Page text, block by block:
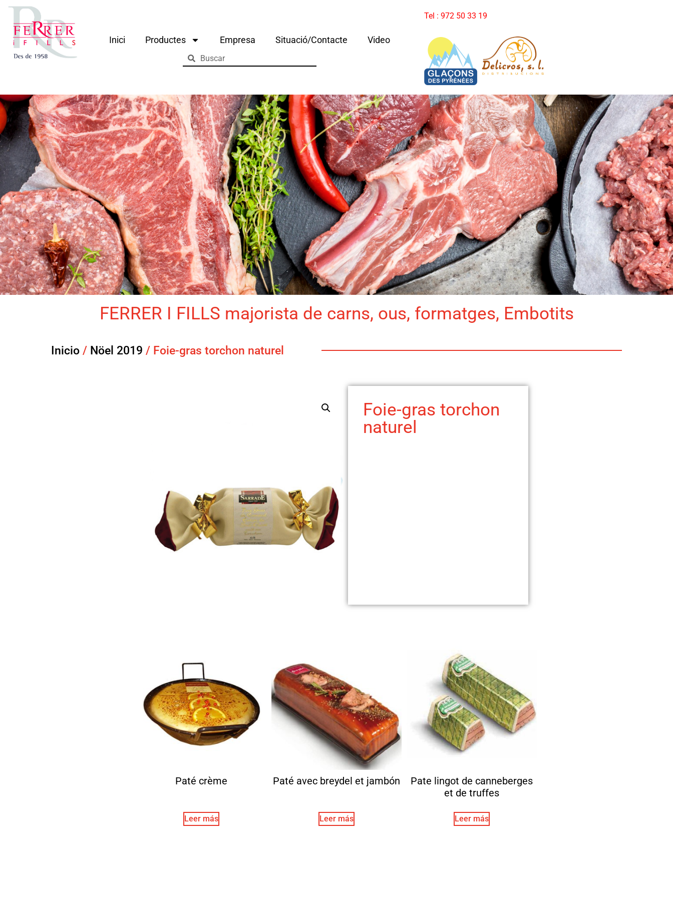
Inici Productes Empresa Situació/Contacte Video
Tel : 972 50 33 19
FERRER I FILLS majorista de carns, ous, formatges, Embotits
Inicio / Nöel 2019 / Foie-gras torchon naturel
Foie-gras torchon
naturel
Paté crème
Leer más
Paté avec breydel et jambón
Leer más
Pate lingot de canneberges
et de truffes
Leer más